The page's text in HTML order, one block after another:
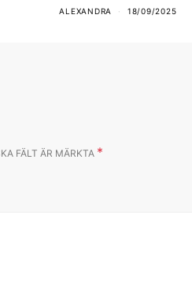
ALEXANDRA 18/09/2025
FÄLT ÄR MÄRKTA *